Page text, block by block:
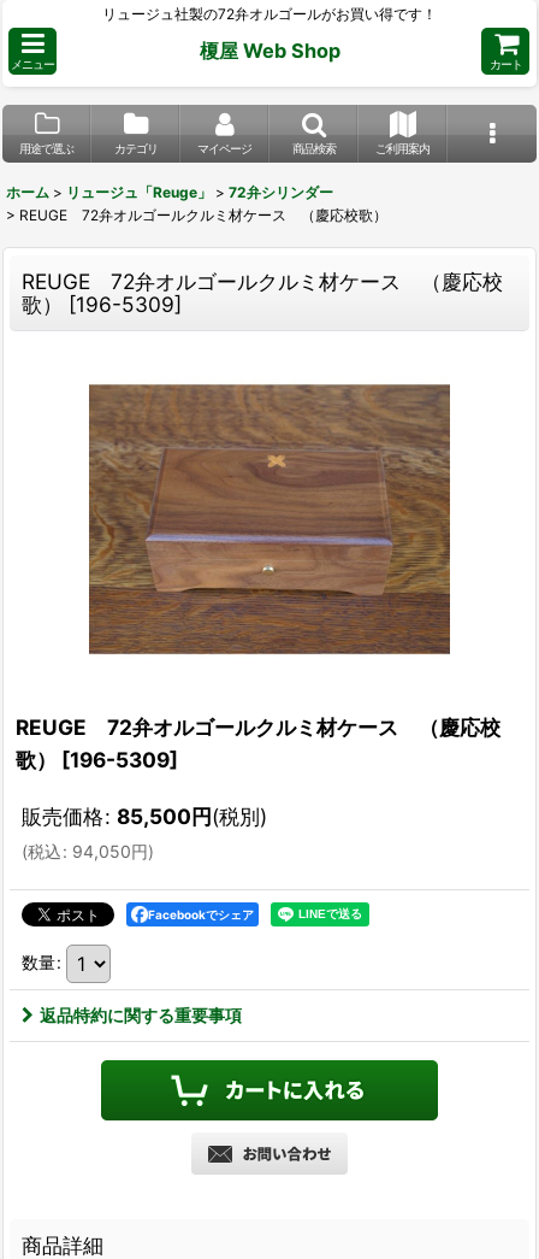
リュージュ社製の72弁オルゴールがお買い得です！
メニュー
榎屋 Web Shop
カート
用途で選ぶ カテゴリ マイページ 商品検索 ご利用案内
ホーム > リュージュ「Reuge」 > 72弁シリンダー
> REUGE 72弁オルゴールクルミ材ケース （慶応校歌）
REUGE 72弁オルゴールクルミ材ケース （慶応校
歌）
[196-5309]
REUGE 72弁オルゴールクルミ材ケース （慶応校
歌）
[196-5309]
販売価格: 85,500円(税別)
(税込: 94,050円)
Facebookでシェア
数量:
返品特約に関する重要事項
商品詳細